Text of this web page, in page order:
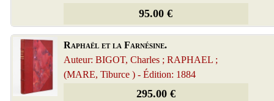
95.00 €
Raphaël et la Farnésine.
Auteur: BIGOT, Charles ; RAPHAEL ;
(MARE, Tiburce ) - Édition: 1884
295.00 €